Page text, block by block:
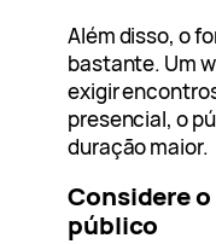
Além disso, o
bastante. Um
exigir
presencial, o
duração maior.
Considere
público